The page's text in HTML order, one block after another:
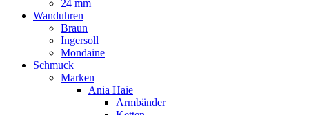
24 mm
Wanduhren
Braun
Ingersoll
Mondaine
Schmuck
Marken
Ania Haie
Armbänder